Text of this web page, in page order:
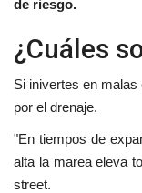
de riesgo.
¿Cuáles
Si inivertes en
por el drenaje.
"En tiempos de
alta la marea eleva
street.